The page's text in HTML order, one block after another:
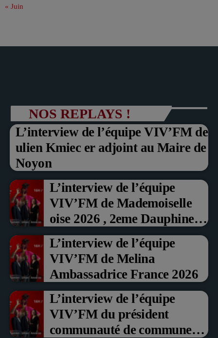
« Juin
NOS REPLAYS !
L’interview de l’équipe VIV’FM de
ulien Kmiec er adjoint au Maire de
Noyon
L’interview de l’équipe
VIV’FM de Mademoiselle
oise 2026 , 2eme Dauphine et
Prix du Public , Marche aux
fruits rouge Noyon 2026
L’interview de l’équipe
VIV’FM de Melina
Ambassadrice France 2026
L’interview de l’équipe
VIV’FM du président
communauté de communes